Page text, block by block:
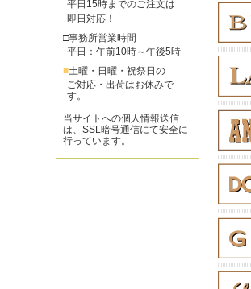
平日15時までのご注文は
即日対応！
□事務所営業時間
平日：午前10時～午後5時
■土曜・日曜・祝祭日の
ご対応・出荷はお休みで
す。
当サイトへの個人情報送信
は、SSL暗号通信にて安全に
行っています。